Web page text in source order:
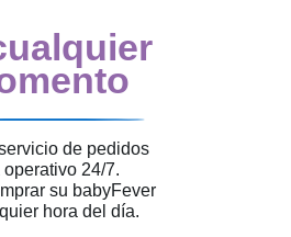
de pedidos
operativo 24/7.
su babyFever
hora del día.